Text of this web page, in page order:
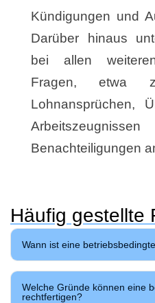
Kündigungen und
Darüber hinaus
bei allen
Fragen, etwa
Lohnansprüchen,
Benachteiligungen
Häufig gestellte
Wann ist eine
Welche Gründe können eine
rechtfertigen?